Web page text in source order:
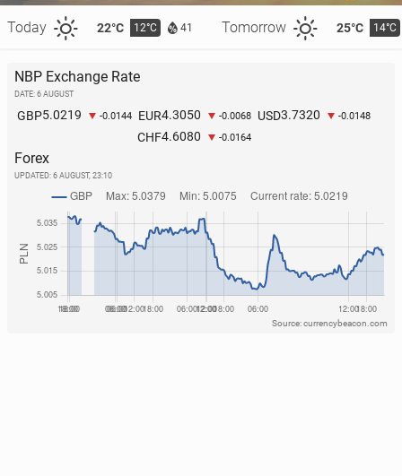
Today 22°C 12°C 41 Tomorrow 25°C 14°C
NBP Exchange Rate
DATE: 6 AUGUST
GBP5.0219 -0.0144 EUR4.3050 -0.0068 USD3.7320 -0.0148
CHF4.6080 -0.0164
Forex
UPDATED: 6 AUGUST, 23:10
Source: currencybeacon.com